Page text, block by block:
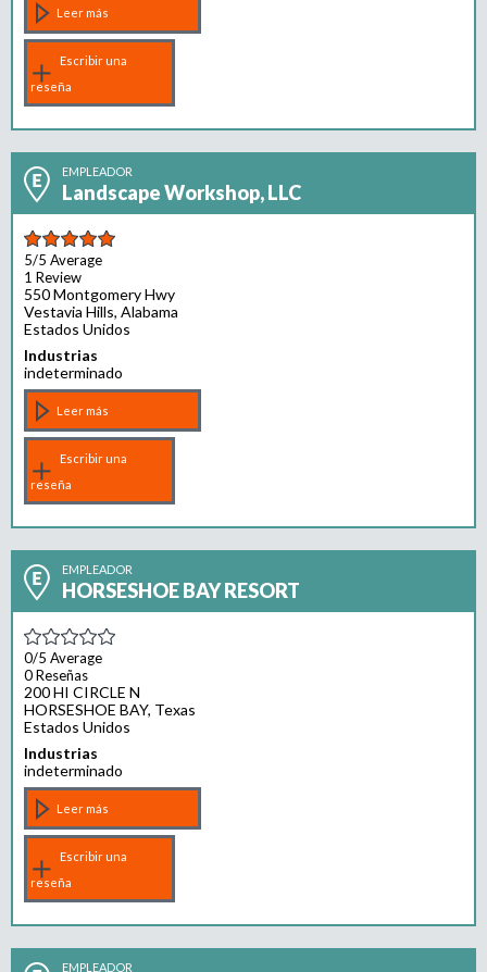
e
n
t
Leer más
Escribir una
reseña
EMPLEADOR
Landscape Workshop, LLC
5/5 Average
1 Review
550 Montgomery Hwy
Vestavia Hills, Alabama
Estados Unidos
Industrias
indeterminado
Leer más
Escribir una
reseña
EMPLEADOR
HORSESHOE BAY RESORT
0/5 Average
0 Reseñas
200 HI CIRCLE N
HORSESHOE BAY, Texas
Estados Unidos
Industrias
indeterminado
Leer más
Escribir una
reseña
EMPLEADOR